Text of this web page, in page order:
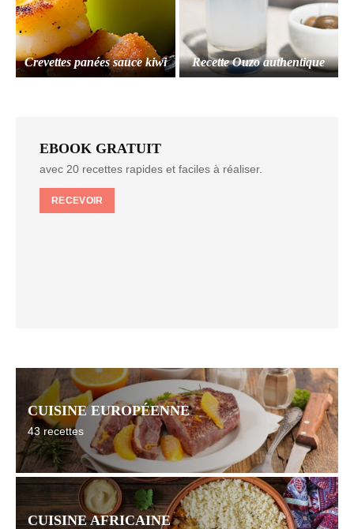
Crevettes panées sauce kiwi Recette Ouzo authentique
EBOOK GRATUIT
avec 20 recettes rapides et faciles à réaliser.
RECEVOIR
CUISINE EUROPÉENNE
43 recettes
CUISINE AFRICAINE